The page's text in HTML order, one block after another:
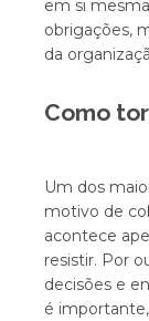
em si
obrigações,
da
Como
Um dos
motivo de
acontece
resistir. Por
decisões e
é